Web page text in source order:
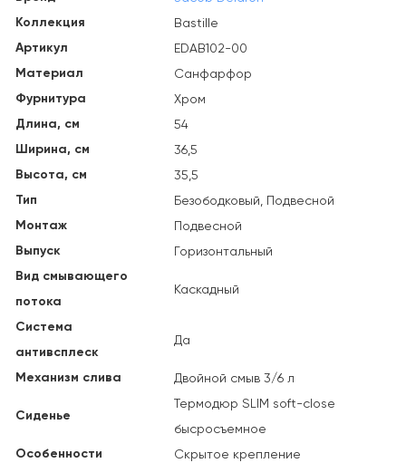
Коллекция Bastille
Артикул EDAB102-00
Материал Санфарфор
Фурнитура Хром
Длина, см 54
Ширина, см 36,5
Высота, см 35,5
Тип Безободковый, Подвесной
Монтаж Подвесной
Выпуск Горизонтальный
Вид смывающего
потока
Каскадный
Система
антивсплеск
Да
Механизм слива Двойной смыв 3/6 л
Сиденье
Термодюр SLIM soft-close
бысросъемное
Особенности Скрытое крепление